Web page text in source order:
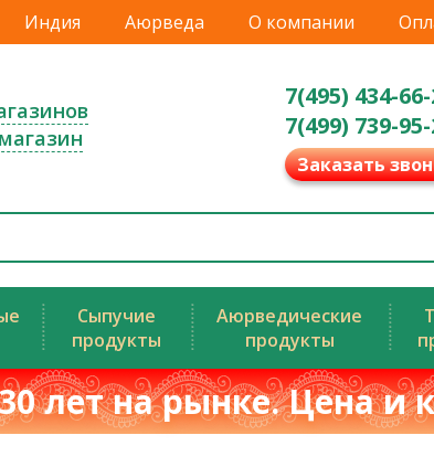
Индия Аюрведа О компании
7(495) 434-
7(499) 739-
Заказать
Сыпучие
продукты
Аюрведические
продукты
лет на рынке. Цена и